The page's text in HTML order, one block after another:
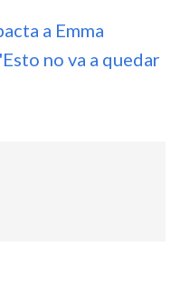
a Emma
no va a quedar